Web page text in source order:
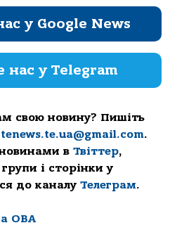
у Google News
нас у Telegram
свою новину? Пишіть
tenews.te.ua@gmail.com.
в Твіттер,
і сторінки у
до каналу Телеграм.
ОВА